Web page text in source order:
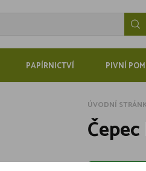
PAPÍRNICTVÍ PIVNÍ
ÚVODNÍ